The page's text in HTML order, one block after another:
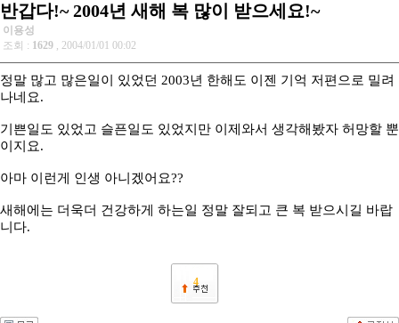
반갑다!~ 2004년 새해 복 많이 받으세요!~
이용성
조회 : 1629 , 2004/01/01 00:02
정말 많고 많은일이 있었던 2003년 한해도 이젠 기억 저편으로 밀려
나네요.
기쁜일도 있었고 슬픈일도 있었지만 이제와서 생각해봤자 허망할 뿐
이지요.
아마 이런게 인생 아니겠어요??
새해에는 더욱더 건강하게 하는일 정말 잘되고 큰 복 받으시길 바랍
니다.
4